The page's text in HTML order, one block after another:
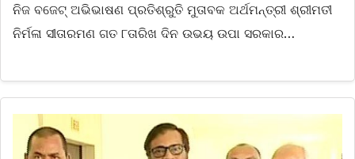
ନିଜ ବଜେଟ୍ ଅଭିଭାଷଣ ପ୍ରତିଶ୍ରୁତି ମୁତାବକ ଅର୍ଥମନ୍ତ୍ରୀ ଶ୍ରୀମତୀ
ନିର୍ମଳା ସୀତାରମଣ ଗତ ୮ତାରିଖ ଦିନ ଉଭୟ ଉପା ସରକାର…